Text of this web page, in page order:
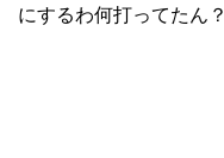
にするわ何打ってたん？